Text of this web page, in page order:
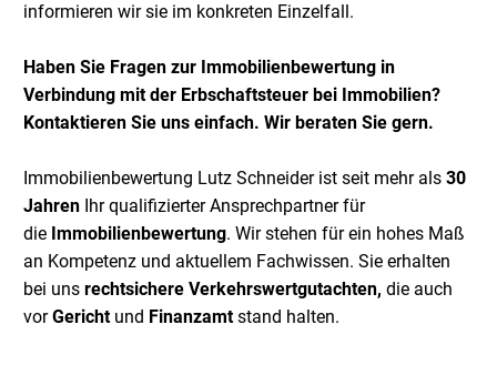
informieren wir sie im konkreten Einzelfall.
Haben Sie Fragen zur Immobilienbewertung in
Verbindung mit der Erbschaftsteuer bei Immobilien?
Kontaktieren Sie uns einfach. Wir beraten Sie gern.
Immobilienbewertung Lutz Schneider ist seit mehr als 30
Jahren Ihr qualifizierter Ansprechpartner für
die Immobilienbewertung. Wir stehen für ein hohes Maß
an Kompetenz und aktuellem Fachwissen. Sie erhalten
bei uns rechtsichere Verkehrswertgutachten, die auch
vorGerichtund Finanzamtstand halten.